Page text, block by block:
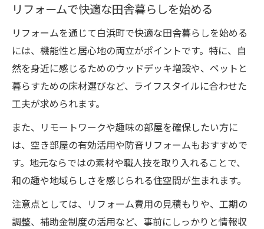
リフォームで快適な田舎暮らしを始める
リフォームを通じて白浜町で快適な田舎暮らしを始める
には、機能性と居心地の両立がポイントです。特に、自
然を身近に感じるためのウッドデッキ増設や、ペットと
暮らすための床材選びなど、ライフスタイルに合わせた
工夫が求められます。
また、リモートワークや趣味の部屋を確保したい方に
は、空き部屋の有効活用や防音リフォームもおすすめで
す。地元ならではの素材や職人技を取り入れることで、
和の趣や地域らしさを感じられる住空間が生まれます。
注意点としては、リフォーム費用の見積もりや、工期の
調整、補助金制度の活用など、事前にしっかりと情報収